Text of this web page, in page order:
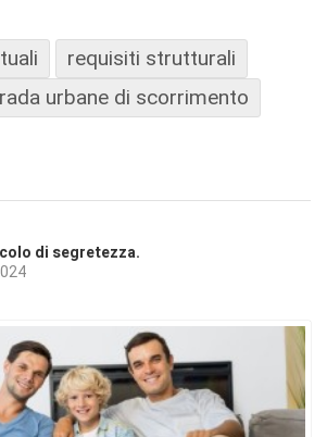
requisiti strutturali
urbane di scorrimento
di segretezza.